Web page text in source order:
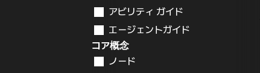
アビリティ ガイド
エージェントガイド
コア概念
ノード